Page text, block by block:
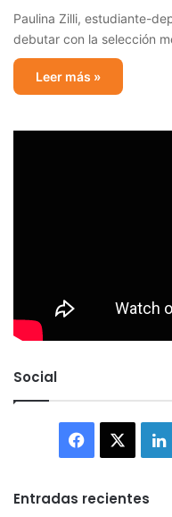
Paulina Zilli, estudiante-
debutar con la selección
Leer más »
Social
Facebook
Entradas recientes